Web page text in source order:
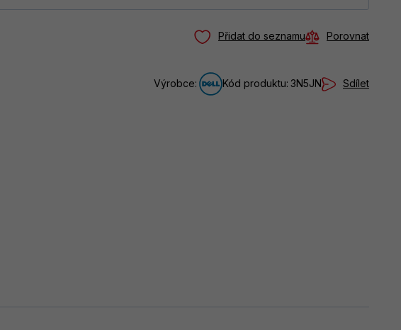
Přidat do seznamu Porovnat
Výrobce: Kód produktu: 3N5JN Sdílet